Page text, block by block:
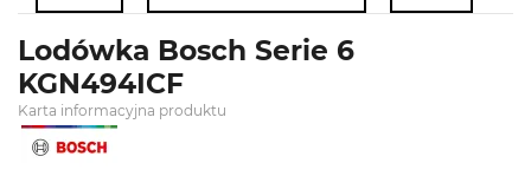
Lodówka Bosch Serie 6
KGN494ICF
Karta informacyjna produktu